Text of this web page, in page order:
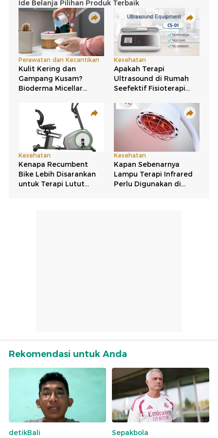
Rekomendasi untuk Anda
detikBali
Sepakbola